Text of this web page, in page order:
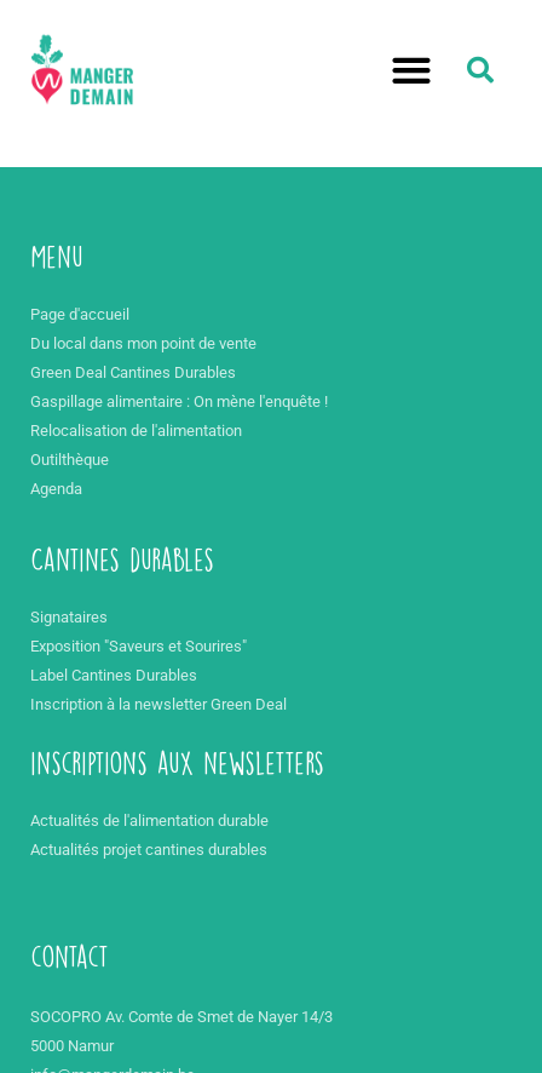
Menu
Page d'accueil
Du local dans mon point de vente
Green Deal Cantines Durables
Gaspillage alimentaire : On mène l'enquête !
Relocalisation de l'alimentation
Outilthèque
Agenda
Cantines durables
Signataires
Exposition "Saveurs et Sourires"
Label Cantines Durables
Inscription à la newsletter Green Deal
inscriptions aux newsletters
Actualités de l'alimentation durable
Actualités projet cantines durables
contact
SOCOPRO Av. Comte de Smet de Nayer 14/3
5000 Namur